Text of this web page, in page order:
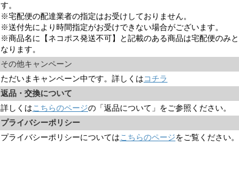
す。
※宅配便の配達業者の指定はお受けしておりません。
※送付先により時間指定がお受けできない場合がございます。
※商品名に【ネコポス発送不可】と記載のある商品は宅配便のみと
なります。
その他キャンペーン
ただいまキャンペーン中です。詳しくは コチラ
返品・交換について
詳しくはこちらのページの「返品について」をご参照ください。
プライバシーポリシー
プライバシーポリシーについてはこちらのページをご覧ください。